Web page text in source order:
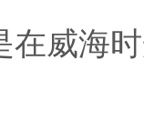
在威海